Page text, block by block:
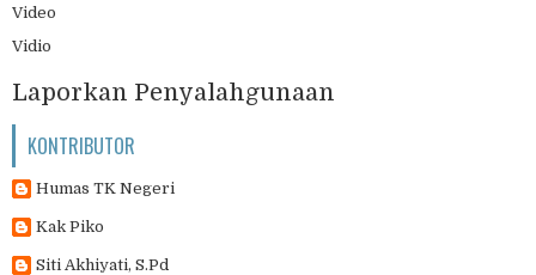
Video
Vidio
Laporkan Penyalahgunaan
KONTRIBUTOR
Humas TK Negeri
Kak Piko
Siti Akhiyati, S.Pd